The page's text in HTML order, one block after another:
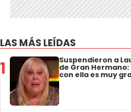
LAS MÁS LEÍDAS
1 Suspendieron a
de Gran Hermano:
con ella es muy